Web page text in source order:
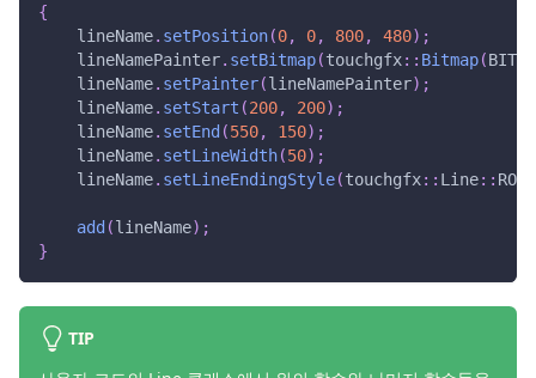
{
    lineName
. setPosition(0, 0, 800, 480) ;
    lineNamePainter
. setBitmap(touchgfx:: Bitmap(
    lineName
. setPainter(lineNamePainter) ;
    lineName
. setStart (200, 200) ;
    lineName
. setEnd (550, 150) ;
    lineName
. setLineWidth(50) ;
    lineName
. setLineEndingStyle(touchgfx:: Line::
add (lineName) ;
}
TIP